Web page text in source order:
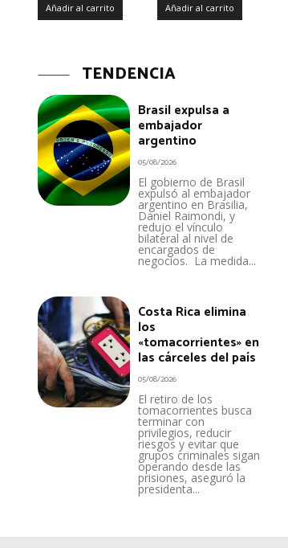
Añadir al carrito Añadir al carrito
TENDENCIA
Brasil expulsa a
embajador
argentino
05/08/2026
El gobierno de Brasil
expulsó al embajador
argentino en Brasilia,
Daniel Raimondi, y
redujo el vínculo
bilateral al nivel de
encargados de
negocios. La medida...
Costa Rica elimina
los
«tomacorrientes» en
las cárceles del país
05/08/2026
El retiro de los
tomacorrientes busca
terminar con
privilegios, reducir
riesgos y evitar que
grupos criminales sigan
operando desde las
prisiones, aseguró la
presidenta...